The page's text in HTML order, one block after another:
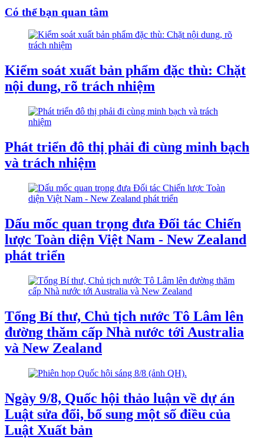
Có thể bạn quan tâm
Kiểm soát xuất bản phẩm đặc thù: Chặt
nội dung, rõ trách nhiệm
Phát triển đô thị phải đi cùng minh bạch
và trách nhiệm
Dấu mốc quan trọng đưa Đối tác Chiến
lược Toàn diện Việt Nam - New Zealand
phát triển
Tổng Bí thư, Chủ tịch nước Tô Lâm lên
đường thăm cấp Nhà nước tới Australia
và New Zealand
Ngày 9/8, Quốc hội thảo luận về dự án
Luật sửa đổi, bổ sung một số điều của
Luật Xuất bản